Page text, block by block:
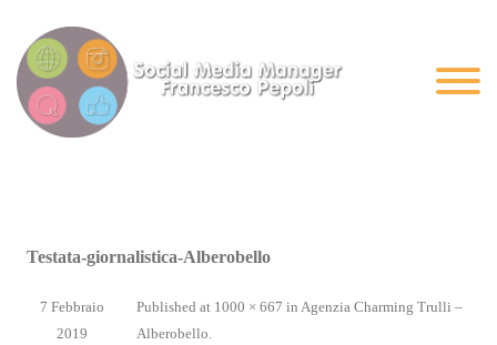
Testata-giornalistica-Alberobello
Published
7 Febbraio
2019
at 1000 × 667 in Agenzia Charming Trulli –
Alberobello.